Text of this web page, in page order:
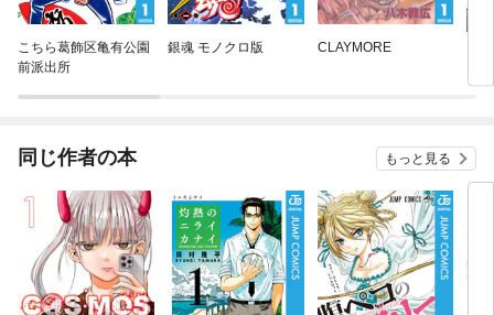
こちら葛飾区亀有公園
前派出所
銀魂 モノクロ版 CLAYMORE
同じ作者の本 もっと見る